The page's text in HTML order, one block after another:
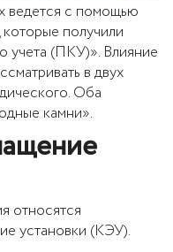
ведется с помощью
получили
учета (ПКУ)». Влияние
в двух
Оба
камни».
относятся
установки (КЭУ).